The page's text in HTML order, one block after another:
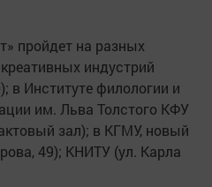
пройдет на разных
индустрий
в Институте филологии и
им. Льва Толстого КФУ
зал); в КГМУ, новый
49); КНИТУ (ул. Карла